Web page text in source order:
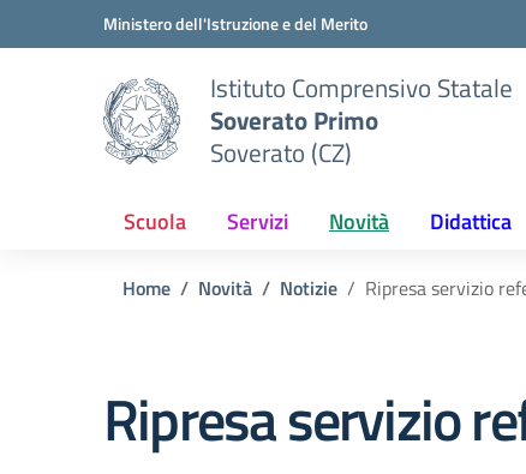
Vai ai contenuti
Vai al menu di navigazioneMinistero dell'Istruzione e del Merito
Istituto Comprensivo Statale
Soverato Primo
Soverato (CZ)
Scuola Servizi Novità Didattica
Home Novità Notizie Ripresa servizio
Ripresa servizio